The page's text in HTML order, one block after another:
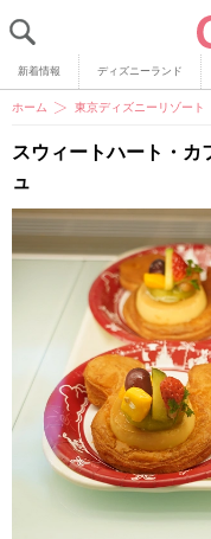
新着情報 ディズニーランド
ホーム 東京ディズニーリゾート
スウィートハート・カ
ュ